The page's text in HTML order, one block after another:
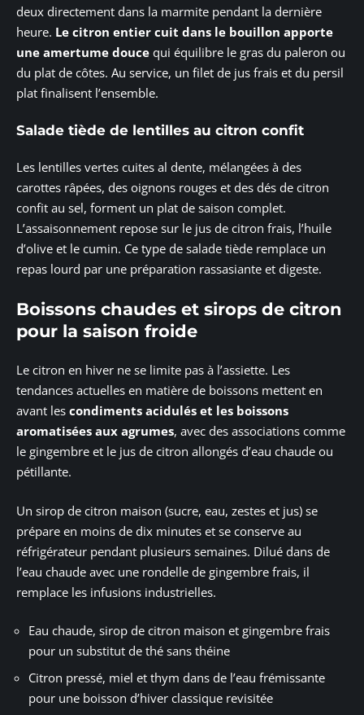
deux directement dans la marmite pendant la dernière
heure. Le citron entier cuit dans le bouillon apporte
une amertume douce qui équilibre le gras du paleron ou
du plat de côtes. Au service, un filet de jus frais et du persil
plat finalisent l’ensemble.
Salade tiède de lentilles au citron confit
Les lentilles vertes cuites al dente, mélangées à des
carottes râpées, des oignons rouges et des dés de citron
confit au sel, forment un plat de saison complet.
L’assaisonnement repose sur le jus de citron frais, l’huile
d’olive et le cumin. Ce type de salade tiède remplace un
repas lourd par une préparation rassasiante et digeste.
Boissons chaudes et sirops de citron
pour la saison froide
Le citron en hiver ne se limite pas à l’assiette. Les
tendances actuelles en matière de boissons mettent en
avant les condiments acidulés et les boissons
aromatisées aux agrumes, avec des associations comme
le gingembre et le jus de citron allongés d’eau chaude ou
pétillante.
Un sirop de citron maison (sucre, eau, zestes et jus) se
prépare en moins de dix minutes et se conserve au
réfrigérateur pendant plusieurs semaines. Dilué dans de
l’eau chaude avec une rondelle de gingembre frais, il
remplace les infusions industrielles.
Eau chaude, sirop de citron maison et gingembre frais
pour un substitut de thé sans théine
Citron pressé, miel et thym dans de l’eau frémissante
pour une boisson d’hiver classique revisitée